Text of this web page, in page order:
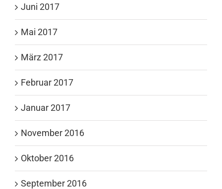
Juni 2017
Mai 2017
März 2017
Februar 2017
Januar 2017
November 2016
Oktober 2016
September 2016